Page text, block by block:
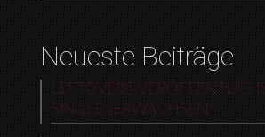
Neueste Beiträge
LEFTOVERS
SINGLE „ERWACHSEN“